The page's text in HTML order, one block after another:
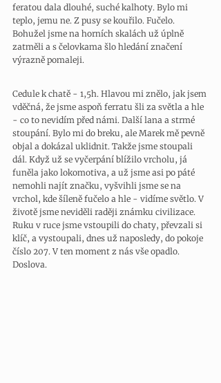
feratou dala dlouhé, suché kalhoty. Bylo mi
teplo, jemu ne. Z pusy se kouřilo. Fučelo.
Bohužel jsme na horních skalách už úplně
zatměli a s čelovkama šlo hledání značení
výrazně pomaleji.
Cedule k chatě - 1,5h. Hlavou mi znělo, jak jsem
vděčná, že jsme aspoň ferratu šli za světla a hle
- co to nevidím před námi. Další lana a strmé
stoupání. Bylo mi do breku, ale Marek mě pevně
objal a dokázal uklidnit. Takže jsme stoupali
dál. Když už se vyčerpání blížilo vrcholu, já
funěla jako lokomotiva, a už jsme asi po páté
nemohli najít značku, vyšvihli jsme se na
vrchol, kde šíleně fučelo a hle - vidíme světlo. V
životě jsme neviděli raději známku civilizace.
Ruku v ruce jsme vstoupili do chaty, převzali si
klíč, a vystoupali, dnes už naposledy, do pokoje
číslo 207. V ten moment z nás vše opadlo.
Doslova.